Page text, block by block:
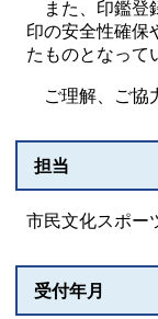
また、印鑑登
印の安全性確保
たものとなって
ご理解、ご協
担当
市民文化スポ
受付年月